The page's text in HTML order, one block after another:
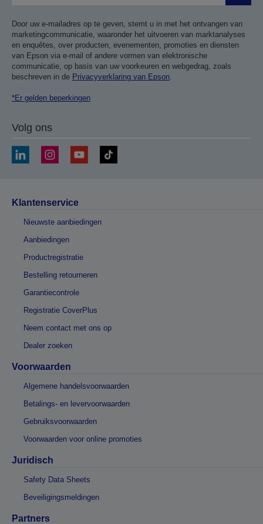
Door uw e-mailadres op te geven, stemt u in met het ontvangen van
marketingcommunicatie, waaronder het uitvoeren van marktanalyses
en enquêtes, over producten, evenementen, promoties en diensten
van Epson via e-mail of andere vormen van elektronische
communicatie, op basis van uw voorkeuren en webgedrag, zoals
beschreven in de Privacyverklaring van Epson
*Er gelden beperkingen
Volg ons
Klantenservice
Nieuwste aanbiedingen
Aanbiedingen
Productregistratie
Bestelling retourneren
Garantiecontrole
Registratie CoverPlus
Neem contact met ons op
Dealer zoeken
Voorwaarden
Algemene handelsvoorwaarden
Betalings- en levervoorwaarden
Gebruiksvoorwaarden
Voorwaarden voor online promoties
Juridisch
Safety Data Sheets
Beveiligingsmeldingen
Partners